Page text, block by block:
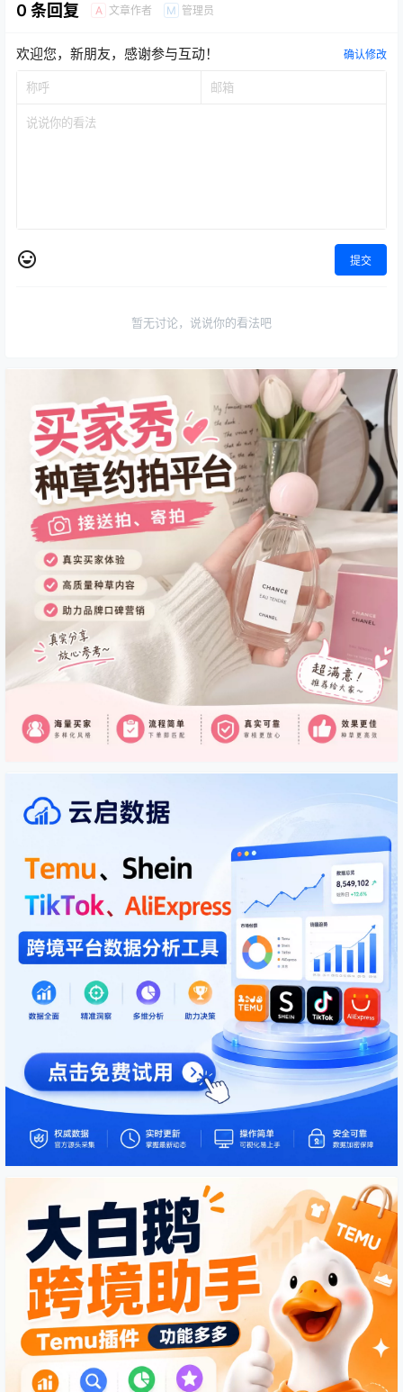
0 条回复 A 文章作者 M 管理员
欢迎您，新朋友，感谢参与互动！ 确认修改
提交
暂无讨论，说说你的看法吧